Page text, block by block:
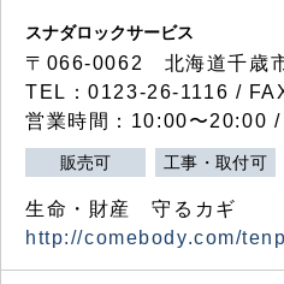
スナダロックサービス
〒066-0062 北海道千歳
TEL：0123-26-1116 /
営業時間：10:00〜20:00 /
販売可 工事・取付可
生命・財産 守るカギ
http://comebody.com/